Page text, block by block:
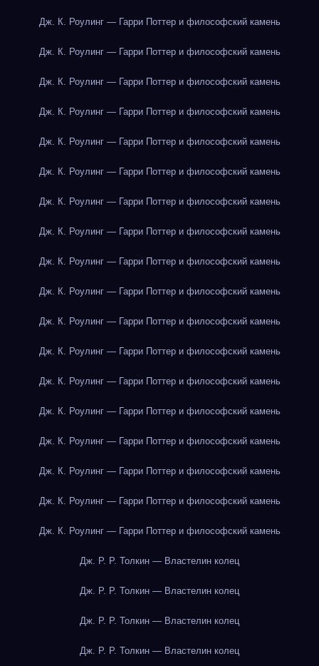
Дж. К. Роулинг — Гарри Поттер и философский камень
Дж. К. Роулинг — Гарри Поттер и философский камень
Дж. К. Роулинг — Гарри Поттер и философский камень
Дж. К. Роулинг — Гарри Поттер и философский камень
Дж. К. Роулинг — Гарри Поттер и философский камень
Дж. К. Роулинг — Гарри Поттер и философский камень
Дж. К. Роулинг — Гарри Поттер и философский камень
Дж. К. Роулинг — Гарри Поттер и философский камень
Дж. К. Роулинг — Гарри Поттер и философский камень
Дж. К. Роулинг — Гарри Поттер и философский камень
Дж. К. Роулинг — Гарри Поттер и философский камень
Дж. К. Роулинг — Гарри Поттер и философский камень
Дж. К. Роулинг — Гарри Поттер и философский камень
Дж. К. Роулинг — Гарри Поттер и философский камень
Дж. К. Роулинг — Гарри Поттер и философский камень
Дж. К. Роулинг — Гарри Поттер и философский камень
Дж. К. Роулинг — Гарри Поттер и философский камень
Дж. К. Роулинг — Гарри Поттер и философский камень
Дж. Р. Р. Толкин — Властелин колец
Дж. Р. Р. Толкин — Властелин колец
Дж. Р. Р. Толкин — Властелин колец
Дж. Р. Р. Толкин — Властелин колец